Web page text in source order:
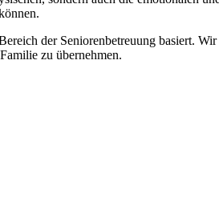
der Seniorenbetreuung basiert.
zu übernehmen.